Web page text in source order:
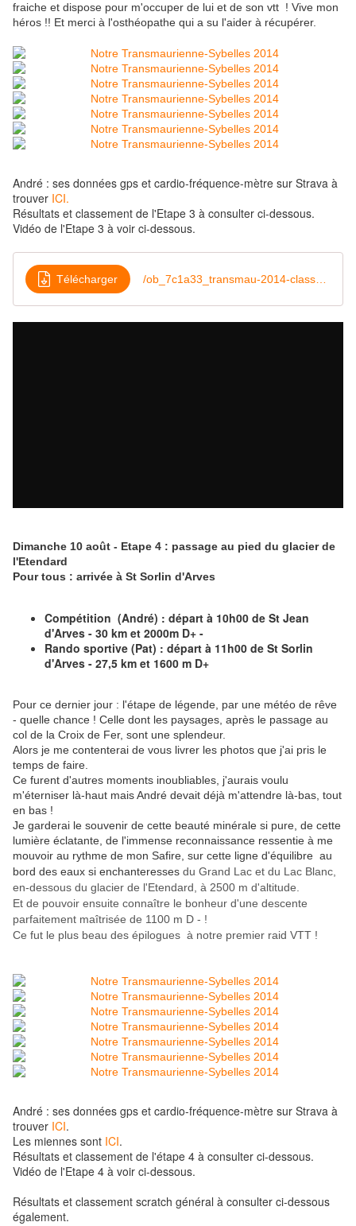
fraiche et dispose pour m'occuper de lui et de son vtt ! Vive mon
héros !! Et merci à l'osthéopathe qui a su l'aider à récupérer.
André : ses données gps et cardio-fréquence-mètre sur Strava à
trouver ICI.
Résultats et classement de l'Etape 3 à consulter ci-dessous.
Vidéo de l'Etape 3 à voir ci-dessous.
Télécharger
Dimanche 10 août - Etape 4 : passage au pied du glacier de
l'Etendard
Pour tous : arrivée à St Sorlin d'Arves
Compétition (André) : départ à 10h00 de St Jean
d'Arves - 30 km et 2000m D+ -
Rando sportive (Pat) : départ à 11h00 de St Sorlin
d'Arves - 27,5 km et 1600 m D+
Pour ce dernier jour : l'étape de légende, par une météo de rêve
- quelle chance ! Celle dont les paysages, après le passage au
col de la Croix de Fer, sont une splendeur.
Alors je me contenterai de vous livrer les photos que j'ai pris le
temps de faire.
Ce furent d'autres moments inoubliables, j'aurais voulu
m'éterniser là-haut mais André devait déjà m'attendre là-bas, tout
en bas !
Je garderai le souvenir de cette beauté minérale si pure, de cette
lumière éclatante, de l'immense reconnaissance ressentie à me
mouvoir au rythme de mon Safire, sur cette ligne d'équilibre au
bord des eaux si enchanteresses du Grand Lac et du Lac Blanc,
en-dessous du glacier de l'Etendard, à 2500 m d'altitude.
Et de pouvoir ensuite connaître le bonheur d'une descente
parfaitement maîtrisée de 1100 m D - !
Ce fut le plus beau des épilogues à notre premier raid VTT !
André : ses données gps et cardio-fréquence-mètre sur Strava à
trouver ICI.
Les miennes sont ICI.
Résultats et classement de l'étape 4 à consulter ci-dessous.
Vidéo de l'Etape 4 à voir ci-dessous.
Résultats et classement scratch général à consulter ci-dessous
également.